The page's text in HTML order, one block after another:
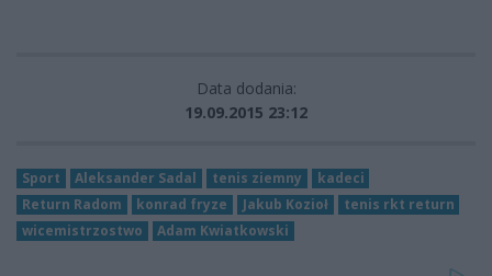
Data dodania:
19.09.2015 23:12
Sport Aleksander Sadal tenis ziemny
kadeci
Return Radom
konrad fryze Jakub Kozioł
tenis rkt return
wicemistrzostwo
Adam Kwiatkowski